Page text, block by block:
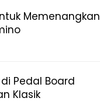
Memenangkan
Pedal Board
Klasik